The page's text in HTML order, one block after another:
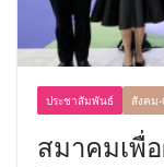
ประชาสัมพันธ์ สังคม-
สมาคมเพื่